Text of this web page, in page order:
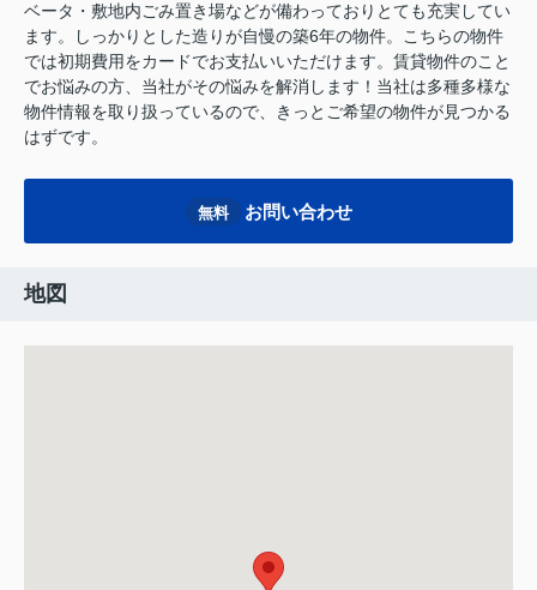
ベータ・敷地内ごみ置き場などが備わっておりとても充実してい
ます。しっかりとした造りが自慢の築6年の物件。こちらの物件
では初期費用をカードでお支払いいただけます。賃貸物件のこと
でお悩みの方、当社がその悩みを解消します！当社は多種多様な
物件情報を取り扱っているので、きっとご希望の物件が見つかる
はずです。
無料 お問い合わせ
地図